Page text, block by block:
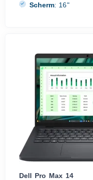
Scherm: 16"
Dell Pro Max 14